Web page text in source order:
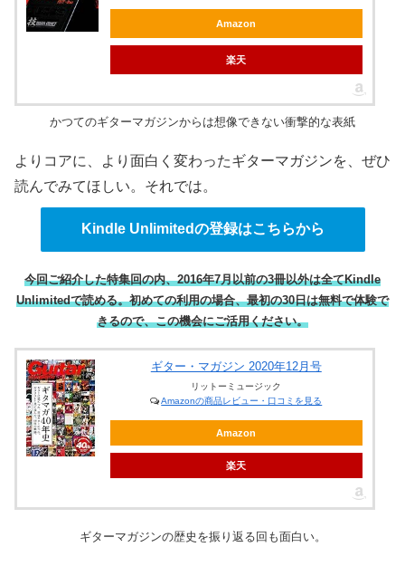
Amazon
楽天
かつてのギターマガジンからは想像できない衝撃的な表紙
よりコアに、より面白く変わったギターマガジンを、ぜひ
読んでみてほしい。それでは。
Kindle Unlimitedの登録はこちらから
今回ご紹介した特集回の内、2016年7月以前の3冊以外は全てKindle
Unlimitedで読める。初めての利用の場合、最初の30日は無料で体験で
きるので、この機会にご活用ください。
ギター・マガジン 2020年12月号
リットーミュージック
Amazonの商品レビュー・口コミを見る
Amazon
楽天
ギターマガジンの歴史を振り返る回も面白い。